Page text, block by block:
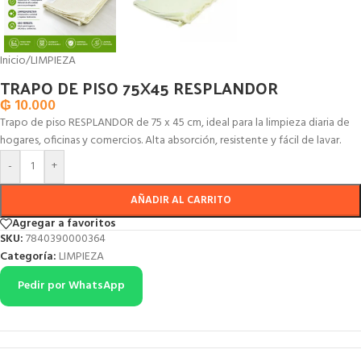
Inicio/LIMPIEZA
TRAPO DE PISO 75X45 RESPLANDOR
₲ 10.000
Trapo de piso RESPLANDOR de 75 x 45 cm, ideal para la limpieza diaria de
hogares, oficinas y comercios. Alta absorción, resistente y fácil de lavar.
-
+
AÑADIR AL CARRITO
Agregar a favoritos
SKU:7840390000364
Categoría: LIMPIEZA
Pedir por WhatsApp